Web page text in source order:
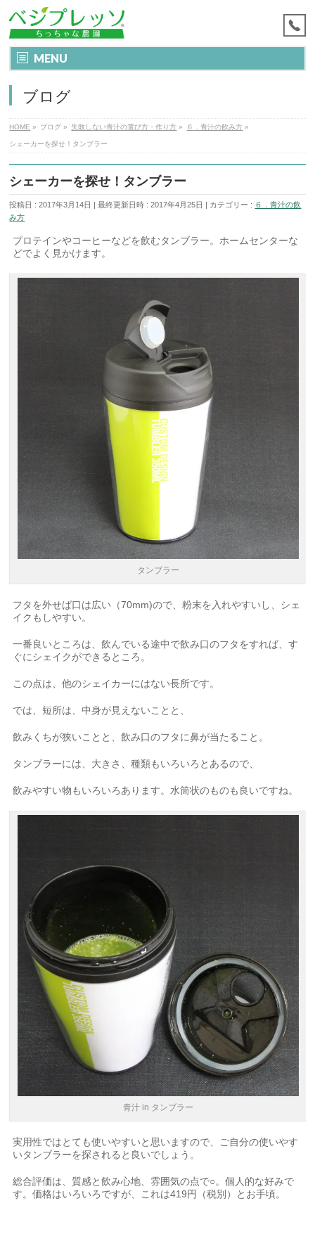
MENU
ブログ
HOME » ブログ » 失敗しない青汁の選び方・作り方 » ６．青汁の飲み方 »
シェーカーを探せ！タンブラー
シェーカーを探せ！タンブラー
投稿日 : 2017年3月14日 最終更新日時 : 2017年4月25日 カテゴリー : ６．青汁の飲
み方
プロテインやコーヒーなどを飲むタンブラー。ホームセンターな
どでよく見かけます。
タンブラー
フタを外せば口は広い（70mm)ので、粉末を入れやすいし、シェ
イクもしやすい。
一番良いところは、飲んでいる途中で飲み口のフタをすれば、す
ぐにシェイクができるところ。
この点は、他のシェイカーにはない長所です。
では、短所は、中身が見えないことと、
飲みくちが狭いことと、飲み口のフタに鼻が当たること。
タンブラーには、大きさ、種類もいろいろとあるので、
飲みやすい物もいろいろあります。水筒状のものも良いですね。
青汁 in タンブラー
実用性ではとても使いやすいと思いますので、ご自分の使いやす
いタンブラーを探されると良いでしょう。
総合評価は、質感と飲み心地、雰囲気の点で○。個人的な好みで
す。価格はいろいろですが、これは419円（税別）とお手頃。